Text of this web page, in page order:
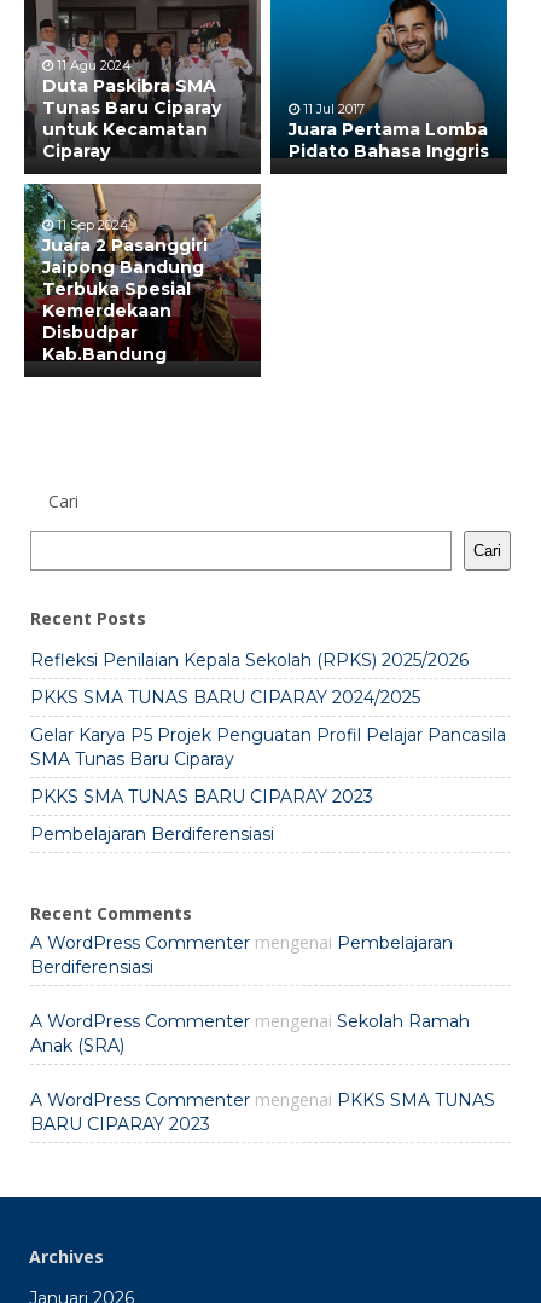
11 Agu 2024
Duta Paskibra SMA
Tunas Baru Ciparay
untuk Kecamatan
Ciparay
11 Jul 2017
Juara Pertama Lomba
Pidato Bahasa Inggris
11 Sep 2024
Juara 2 Pasanggiri
Jaipong Bandung
Terbuka Spesial
Kemerdekaan
Disbudpar
Kab.Bandung
Cari
Cari
Recent Posts
Refleksi Penilaian Kepala Sekolah (RPKS) 2025/2026
PKKS SMA TUNAS BARU CIPARAY 2024/2025
Gelar Karya P5 Projek Penguatan Profil Pelajar Pancasila
SMA Tunas Baru Ciparay
PKKS SMA TUNAS BARU CIPARAY 2023
Pembelajaran Berdiferensiasi
Recent Comments
A WordPress Commenter mengenai Pembelajaran
Berdiferensiasi
A WordPress Commenter mengenai Sekolah Ramah
Anak (SRA)
A WordPress Commenter mengenai PKKS SMA TUNAS
BARU CIPARAY 2023
Archives
Januari 2026